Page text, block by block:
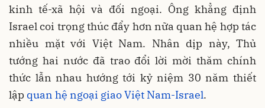
kinh tế-xã hội và đối ngoại. Ông khẳng định
Israel coi trọng thúc đẩy hơn nữa quan hệ hợp tác
nhiều mặt với Việt Nam. Nhân dịp này, Thủ
tướng hai nước đã trao đổi lời mời thăm chính
thức lẫn nhau hướng tới kỷ niệm 30 năm thiết
lập quan hệ ngoại giao Việt Nam-Israel.